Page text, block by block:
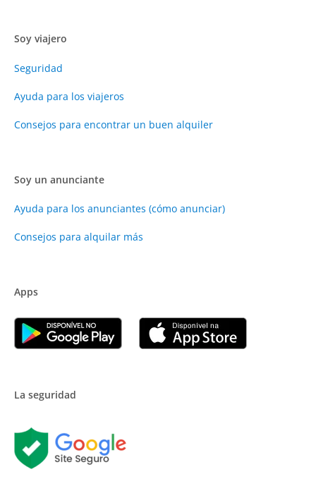
Soy viajero
Seguridad
Ayuda para los viajeros
Consejos para encontrar un buen alquiler
Soy un anunciante
Ayuda para los anunciantes (cómo anunciar)
Consejos para alquilar más
Apps
La seguridad